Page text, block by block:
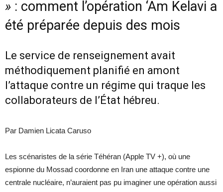
» : comment l’opération ‘Am Kelavi a
été préparée depuis des mois
Le service de renseignement avait
méthodiquement planifié en amont
l’attaque contre un régime qui traque les
collaborateurs de l’État hébreu.
Par Damien Licata Caruso
Les scénaristes de la série Téhéran (Apple TV +), où une
espionne du Mossad coordonne en Iran une attaque contre une
centrale nucléaire, n’auraient pas pu imaginer une opération aussi